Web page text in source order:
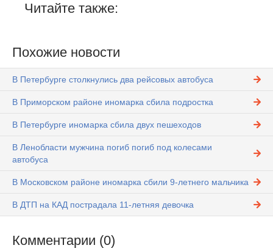
Читайте также:
Похожие новости
В Петербурге столкнулись два рейсовых автобуса
В Приморском районе иномарка сбила подростка
В Петербурге иномарка сбила двух пешеходов
В Ленобласти мужчина погиб погиб под колесами
автобуса
В Московском районе иномарка сбили 9-летнего мальчика
В ДТП на КАД пострадала 11-летняя девочка
Комментарии (0)